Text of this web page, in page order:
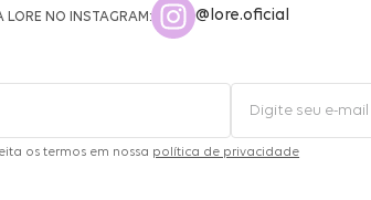
LORE NO INSTAGRAM: @lore.oficial
os termos em nossa política de privacidade